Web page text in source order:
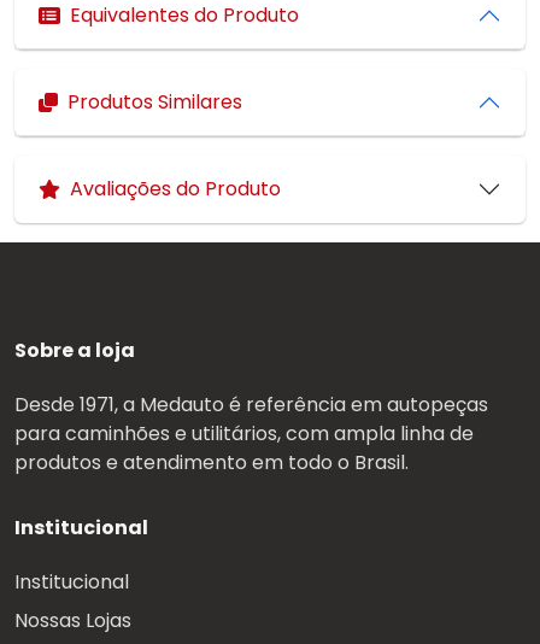
Equivalentes do Produto
Produtos Similares
Avaliações do Produto
Sobre a loja
Desde 1971, a Medauto é referência em autopeças
para caminhões e utilitários, com ampla linha de
produtos e atendimento em todo o Brasil.
Institucional
Institucional
Nossas Lojas